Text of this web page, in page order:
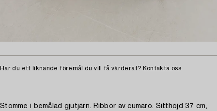
Har du ett liknande föremål du vill få värderat? Kontakta oss
Stomme i bemålad gjutjärn. Ribbor av cumaro. Sitthöjd 37 cm,